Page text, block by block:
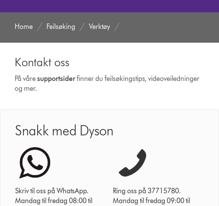
Home Feilsøking Verktøy
Kontakt oss
På våresupportsiderfinner du feilsøkingstips, videoveiledninger
og mer.
Snakk med Dyson
Skriv til oss på WhatsApp.
Mandag til fredag 08:00 til
Ring oss på 37715780.
Mandag til fredag 09:00 til